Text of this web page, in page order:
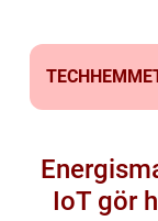
IoT gör